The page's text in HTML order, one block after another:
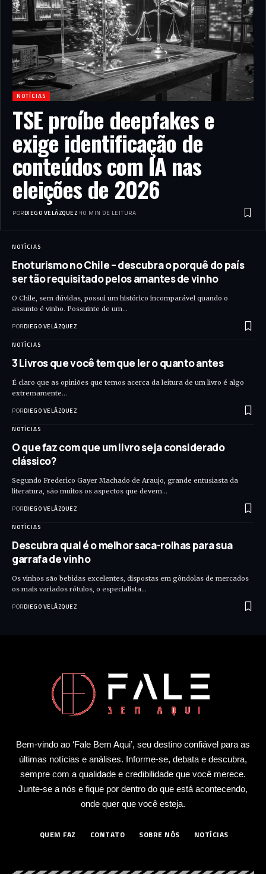
NOTÍCIAS
TSE proíbe deepfakes e
exige identificação de
conteúdos com IA nas
eleições de 2026
PORDIEGO VELÁZQUEZ 10 MIN DE LEITURA
NOTÍCIAS
Enoturismo no Chile – descubra o porquê do país
ser tão requisitado pelos amantes de vinho
O Chile, sem dúvidas, possui um histórico incomparável quando o
assunto é vinho. Possuinte de um…
PORDIEGO VELÁZQUEZ
NOTÍCIAS
3 Livros que você tem que ler o quanto antes
É claro que as opiniões que temos acerca da leitura de um livro é algo
extremamente…
PORDIEGO VELÁZQUEZ
NOTÍCIAS
O que faz com que um livro seja considerado
clássico?
Segundo Frederico Gayer Machado de Araujo, grande entusiasta da
literatura, são muitos os aspectos que devem…
PORDIEGO VELÁZQUEZ
NOTÍCIAS
Descubra qual é o melhor saca-rolhas para sua
garrafa de vinho
Os vinhos são bebidas excelentes, dispostas em gôndolas de mercados
os mais variados rótulos, o especialista…
PORDIEGO VELÁZQUEZ
Bem-vindo ao ‘Fale Bem Aqui’, seu destino confiável para as
últimas notícias e análises. Informe-se, debata e descubra,
sempre com a qualidade e credibilidade que você merece.
Junte-se a nós e fique por dentro do que está acontecendo,
onde quer que você esteja.
QUEM FAZ CONTATO SOBRE NÓS NOTÍCIAS